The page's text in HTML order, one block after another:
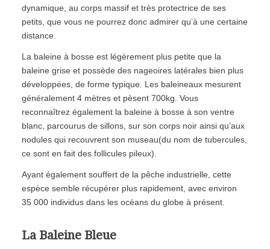
dynamique, au corps massif et très protectrice de ses
petits, que vous ne pourrez donc admirer qu’à une certaine
distance.
La baleine à bosse est légèrement plus petite que la
baleine grise et possède des nageoires latérales bien plus
développées, de forme typique. Les baleineaux mesurent
généralement 4 mètres et pèsent 700kg. Vous
reconnaîtrez également la baleine à bosse à son ventre
blanc, parcourus de sillons, sur son corps noir ainsi qu’aux
nodules qui recouvrent son museau(du nom de tubercules,
ce sont en fait des follicules pileux).
Ayant également souffert de la pêche industrielle, cette
espèce semble récupérer plus rapidement, avec environ
35 000 individus dans les océans du globe à présent.
La Baleine Bleue